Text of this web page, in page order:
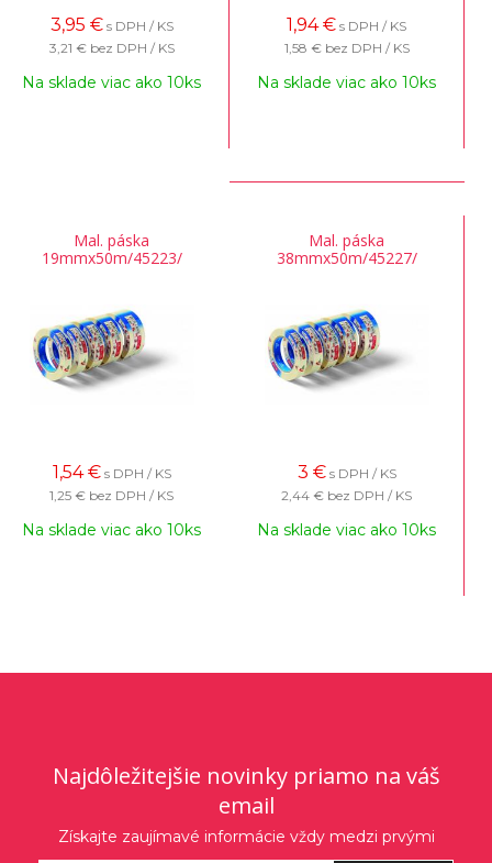
3,95 € s DPH / KS
3,21 € bez DPH / KS
Na sklade viac ako 10ks
1,94 € s DPH / KS
1,58 € bez DPH / KS
Na sklade viac ako 10ks
Mal. páska
19mmx50m/45223/
1,54 € s DPH / KS
1,25 € bez DPH / KS
Na sklade viac ako 10ks
Mal. páska
38mmx50m/45227/
3 € s DPH / KS
2,44 € bez DPH / KS
Na sklade viac ako 10ks
Najdôležitejšie novinky priamo na váš
email
Získajte zaujímavé informácie vždy medzi prvými